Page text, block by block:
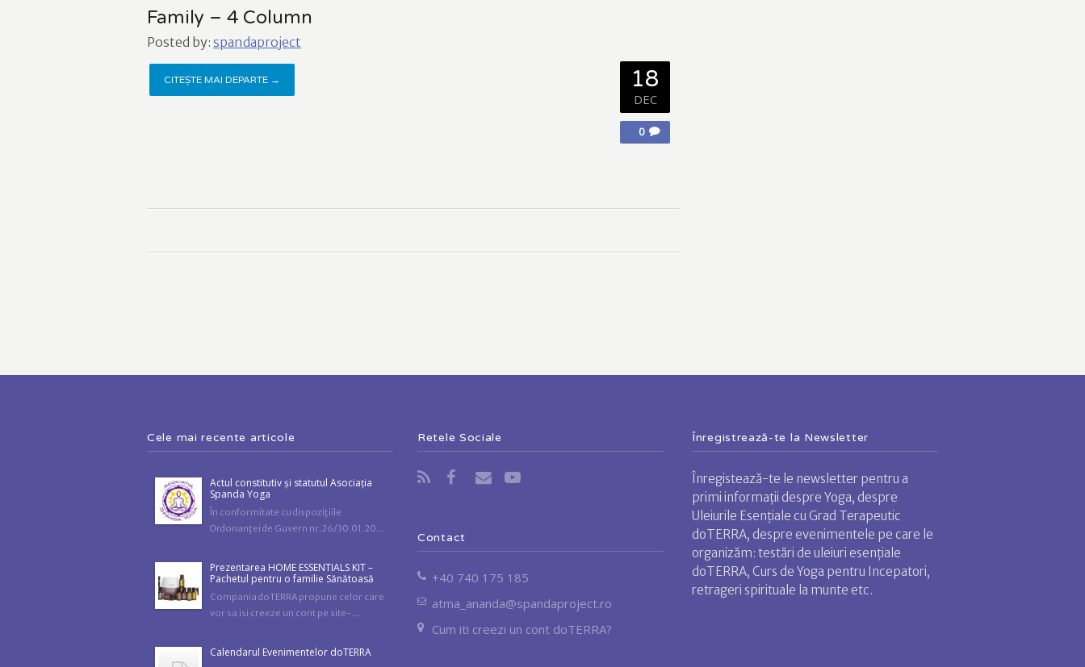
Family – 4 Column
Posted by: spandaproject
CITEȘTE MAI DEPARTE → 18
DEC
0
Cele mai recente articole
Actul constitutiv și statutul Asociația
Spanda Yoga
În conformitate cu dispoziţiile
Ordonanţei de Guvern nr.26/30.01.20...
Prezentarea HOME ESSENTIALS KIT –
Pachetul pentru o familie Sănătoasă
Compania doTERRA propune celor care
vor sa isi creeze un cont pe site-...
Calendarul Evenimentelor doTERRA
Retele Sociale
Contact
+40 740 175 185
atma_ananda@spandaproject.ro
Cum iti creezi un cont doTERRA?
Înregistrează-te la Newsletter
Înregistează-te le newsletter pentru a
primi informații despre Yoga, despre
Uleiurile Esențiale cu Grad Terapeutic
doTERRA, despre evenimentele pe care le
organizăm: testări de uleiuri esențiale
doTERRA, Curs de Yoga pentru Incepatori,
retrageri spirituale la munte etc.